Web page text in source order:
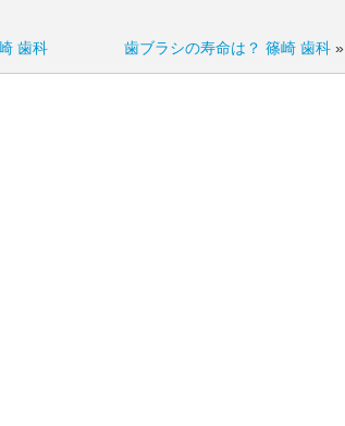
歯科 歯ブラシの寿命は？ 篠崎 歯科 »